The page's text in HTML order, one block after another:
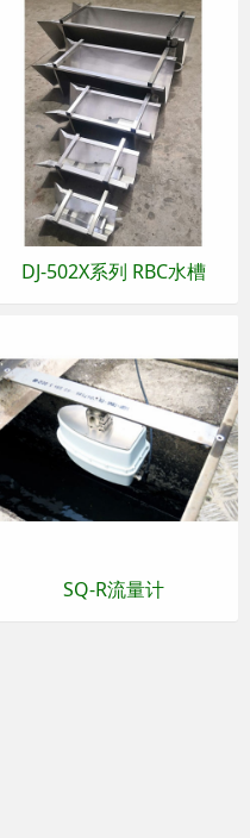
DJ-502X系列 RBC水槽
SQ-R流量计